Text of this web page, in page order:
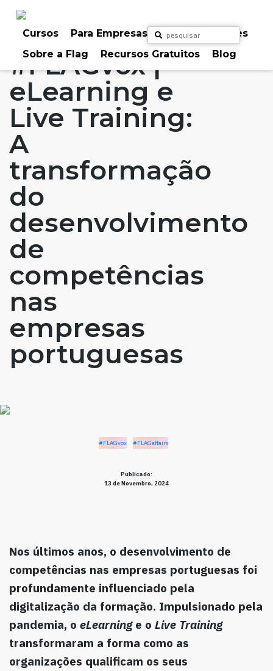
Cursos Para Empresas
Para Particulares
Sobre a Flag
Recursos Gratuitos Blog
#FLAGaffairs
#FLAGvox |
eLearning e
Live Training:
A
transformação
do
desenvolvimento
de
competências
nas
empresas
portuguesas
#FLAGvox #FLAGaffairs
Publicado:
13 de Novembro, 2024
Nos últimos anos, o desenvolvimento de
competências nas empresas portuguesas foi
profundamente influenciado pela
digitalização da formação. Impulsionado pela
pandemia, o eLearninge o Live Training
transformaram a forma como as
organizações qualificam os seus